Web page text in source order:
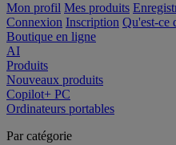
Mon profil Mes produits
Connexion Inscription Qu'est-ce
Boutique en ligne
AI
Produits
Nouveaux produits
Copilot+ PC
Ordinateurs portables
Par catégorie